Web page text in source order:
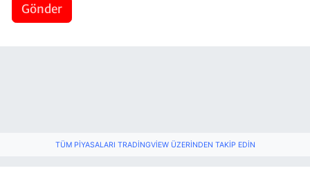
Gönder
TÜM PIYASALARI TRADINGVIEW ÜZERINDEN TAKIP EDIN